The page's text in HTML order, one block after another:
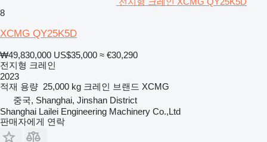
8
XCMG QY25K5D
₩49,830,000 US$35,000 ≈ €30,290
전지형 크레인
2023
적재 용량 25,000 kg 크레인 브랜드 XCMG
중국, Shanghai, Jinshan District
Shanghai Lailei Engineering Machinery Co.,Ltd
판매자에게 연락